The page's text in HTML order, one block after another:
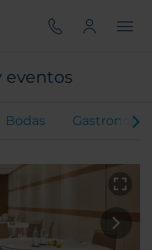
eventos
Bodas